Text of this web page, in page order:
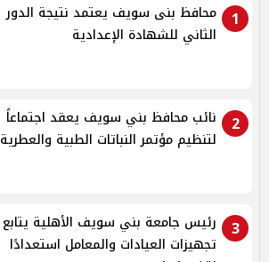
1
محافظ بنى سويف يعتمد نتيجة الدور
الثاني للشهادة الإعدادية
2
نائب محافظ بني سويف يعقد اجتماعاً
لتنظيم مؤتمر النباتات الطبية والعطرية
3
رئيس جامعة بني سويف الأهلية يتابع
تجهيزات العيادات والمعامل استعدادًا